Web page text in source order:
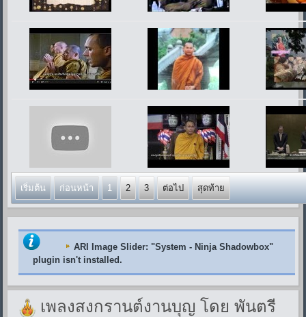
เริ่มต้น ก่อนหน้า 1 2 3 ต่อไป สุดท้าย
ARI Image Slider: "System - Ninja Shadowbox"
plugin isn't installed.
เพลงสงกรานต์งานบุญ โดย พันตรี